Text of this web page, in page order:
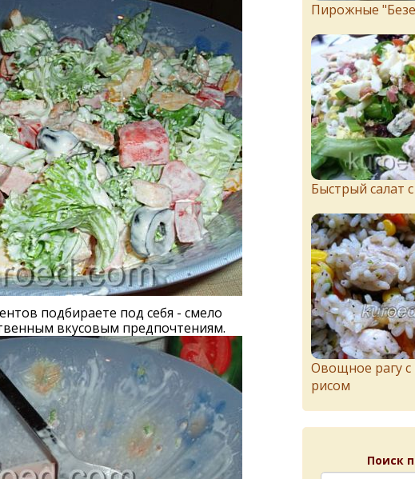
подбираете под себя - смело
вкусовым предпочтениям.
Пирожныe
Быстрый салат
Овощное рагу с
рисом
Поиск